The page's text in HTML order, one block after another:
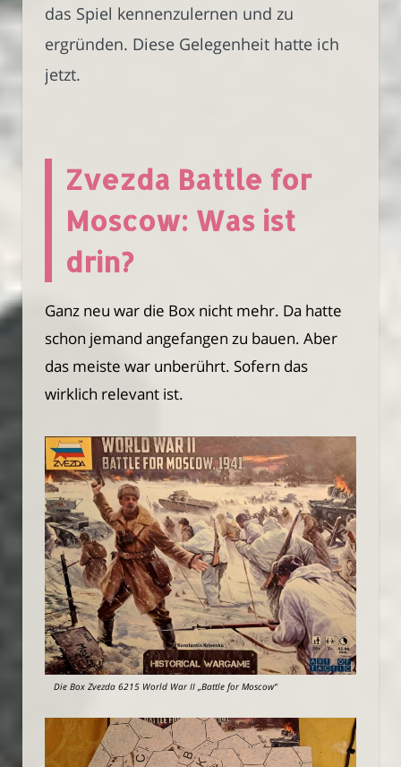
das Spiel kennenzulernen und zu
ergründen. Diese Gelegenheit hatte ich
jetzt.
Zvezda Battle for
Moscow: Was ist
drin?
Ganz neu war die Box nicht mehr. Da hatte
schon jemand angefangen zu bauen. Aber
das meiste war unberührt. Sofern das
wirklich relevant ist.
Die Box Zvezda 6215 World War II „Battle for Moscow“